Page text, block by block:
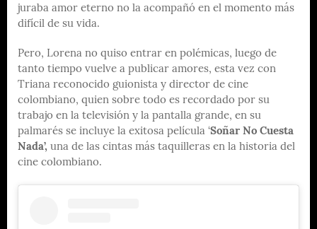
juraba amor eterno no la acompañó en el momento más
difícil de su vida.
Pero, Lorena no quiso entrar en polémicas, luego de
tanto tiempo vuelve a publicar amores, esta vez con
Triana reconocido guionista y director de cine
colombiano, quien sobre todo es recordado por su
trabajo en la televisión y la pantalla grande, en su
palmarés se incluye la exitosa película ‘Soñar No Cuesta
Nada’, una de las cintas más taquilleras en la historia del
cine colombiano.